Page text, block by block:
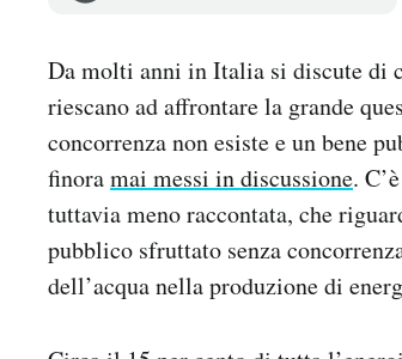
Da molti anni in Italia si discute di
riescano ad affrontare la grande
concorrenza non esiste e un bene
finoramai messi in discussione.
tuttavia meno raccontata, che
pubblico sfruttato senza
dell’acqua nella produzione di